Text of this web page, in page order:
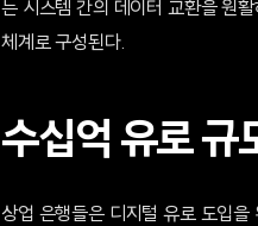
는 시스템 간의 데이터 교환을 원
체계로 구성된다.
수십억 유로 규
상업 은행들은 디지털 유로 도입